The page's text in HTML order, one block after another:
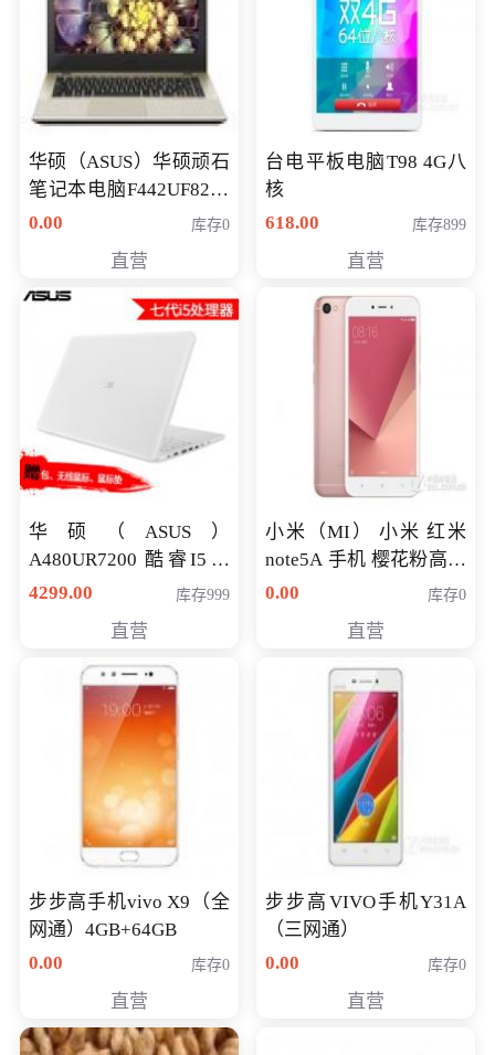
华硕（ASUS）华硕顽石
笔记本电脑F442UF8250
八代独显轻薄办公商务
0.00 库存0
直营
台电平板电脑T98 4G八
核
618.00
库存899
直营
华硕（ASUS）
A480UR7200 酷睿I5超
薄学生办公游戏独显笔
NV930-2G独
4299.00 库存999
直营
小米（MI） 小米 红米
note5A 手机 樱花粉高配
版 全网通(3G+32G)
0.00 库存0
直营
步步高手机vivo X9（全
网通）4GB+64GB
0.00
库存0
直营
步步高VIVO手机Y31A
（三网通）
0.00
库存0
直营